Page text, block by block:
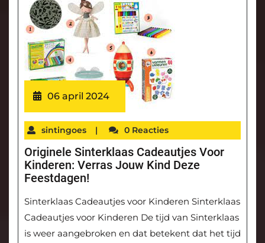
06 april 2024
sintingoes | 0 Reacties
Originele Sinterklaas Cadeautjes Voor
Kinderen: Verras Jouw Kind Deze
Feestdagen!
Sinterklaas Cadeautjes voor Kinderen Sinterklaas
Cadeautjes voor Kinderen De tijd van Sinterklaas
is weer aangebroken en dat betekent dat het tijd